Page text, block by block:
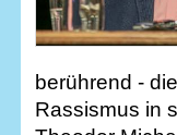
berührend -
Rassismus in